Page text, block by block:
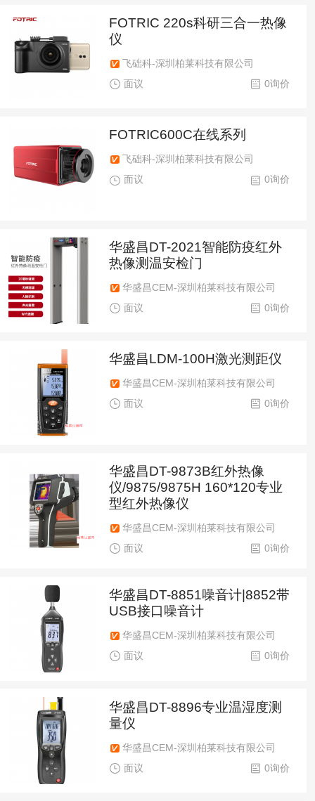
FOTRIC 220s科研三合一热像
仪
飞础科-深圳柏莱科技有限公司
0询价
面议
FOTRIC600C在线系列
飞础科-深圳柏莱科技有限公司
0询价
面议
华盛昌DT-2021智能防疫红外
热像测温安检门
华盛昌CEM-深圳柏莱科技有限公司
0询价
面议
华盛昌LDM-100H激光测距仪
华盛昌CEM-深圳柏莱科技有限公司
0询价
面议
华盛昌DT-9873B红外热像
仪/9875/9875H 160*120专业
型红外热像仪
华盛昌CEM-深圳柏莱科技有限公司
0询价
面议
华盛昌DT-8851噪音计|8852带
USB接口噪音计
华盛昌CEM-深圳柏莱科技有限公司
0询价
面议
华盛昌DT-8896专业温湿度测
量仪
华盛昌CEM-深圳柏莱科技有限公司
0询价
面议